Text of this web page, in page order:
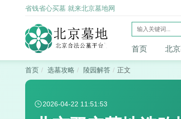
省钱省心买墓 就来北京墓地网
首页 北
首页 选墓攻略 陵园解答 正文
2026-04-22 11:51:53